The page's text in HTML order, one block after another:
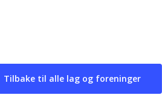
Tilbake til alle lag og foreninger